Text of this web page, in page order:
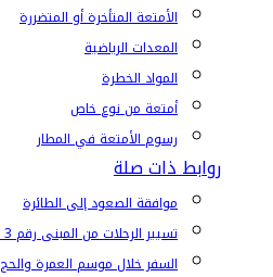
الأمتعة المتأخرة أو المتضررة
المعدات الرياضية
المواد الخطرة
أمتعة من نوع خاص
رسوم الأمتعة في المطار
روابط ذات صلة
موافقة الصعود إلى الطائرة
تسيير الرحلات من المبنى رقم 3 (DXB)
السفر خلال موسم العمرة والحج